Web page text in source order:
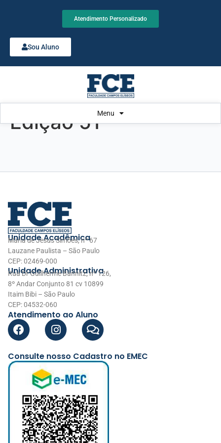
Atendimento Personalizado
Sou Aluno
Menu
Edição 51
Unidade Acadêmica
Maria de Jesus Simões, nº 67
Lauzane Paulista – São Paulo
CEP: 02469-000
Unidade Administrativa
Rua Dr Guilherme Bannitz, nº 126,
8º Andar Conjunto 81 cv 10899
Itaim Bibi – São Paulo
CEP: 04532-060
Atendimento ao Aluno
Consulte nosso Cadastro no EMEC